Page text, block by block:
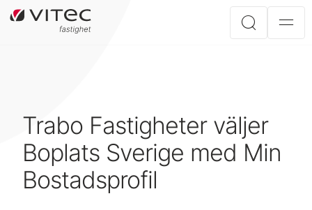
Trabo Fastigheter väljer
Boplats Sverige med Min
Bostadsprofil